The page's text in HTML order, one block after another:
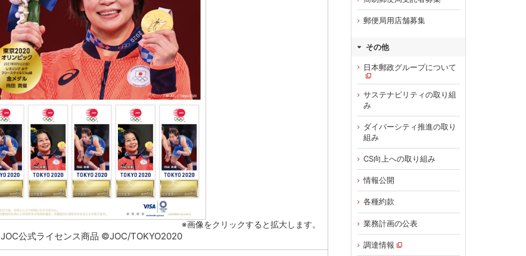
※画像をクリックすると拡大します。
JOC公式ライセンス商品 ©JOC/TOKYO2020
郵便局用店舗募集
その他
日本郵政グループについて
サステナビリティの取り組
み
ダイバーシティ推進の取り
組み
CS向上への取り組み
情報公開
各種約款
業務計画の公表
調達情報